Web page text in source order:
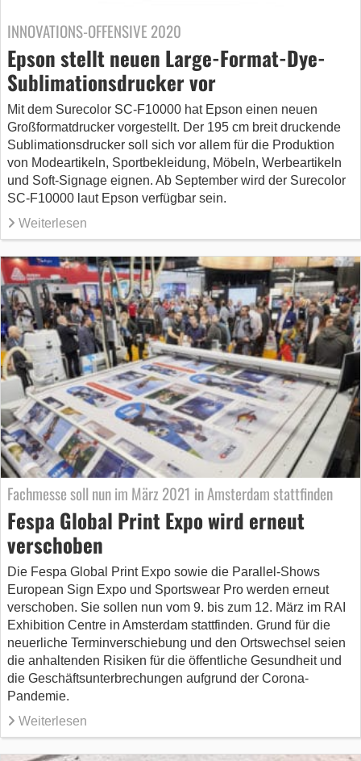
INNOVATIONS-OFFENSIVE 2020
Epson stellt neuen Large-Format-Dye-
Sublimationsdrucker vor
Mit dem Surecolor SC-F10000 hat Epson einen neuen
Großformatdrucker vorgestellt. Der 195 cm breit druckende
Sublimationsdrucker soll sich vor allem für die Produktion
von Modeartikeln, Sportbekleidung, Möbeln, Werbeartikeln
und Soft-Signage eignen. Ab September wird der Surecolor
SC-F10000 laut Epson verfügbar sein.
Weiterlesen
Fachmesse soll nun im März 2021 in Amsterdam stattfinden
Fespa Global Print Expo wird erneut
verschoben
Die Fespa Global Print Expo sowie die Parallel-Shows
European Sign Expo und Sportswear Pro werden erneut
verschoben. Sie sollen nun vom 9. bis zum 12. März im RAI
Exhibition Centre in Amsterdam stattfinden. Grund für die
neuerliche Terminverschiebung und den Ortswechsel seien
die anhaltenden Risiken für die öffentliche Gesundheit und
die Geschäftsunterbrechungen aufgrund der Corona-
Pandemie.
Weiterlesen